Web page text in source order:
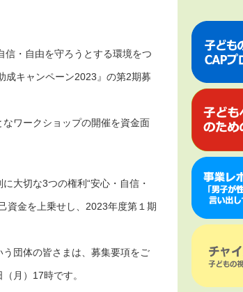
信・自由を守ろうとする環境をつ
成キャンペーン2023』の第2期募
ワークショップの開催を資金面
大切な3つの権利“安心・自信・
資金を上乗せし、2023年度第１期
団体の皆さまは、募集要項をご
月）17時です。